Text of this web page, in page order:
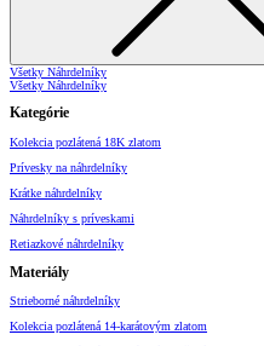
Všetky Náhrdelníky
Všetky Náhrdelníky
Kategórie
Kolekcia pozlátená 18K zlatom
Prívesky na náhrdelníky
Krátke náhrdelníky
Náhrdelníky s príveskami
Retiazkové náhrdelníky
Materiály
Strieborné náhrdelníky
Kolekcia pozlátená 14-karátovým zlatom